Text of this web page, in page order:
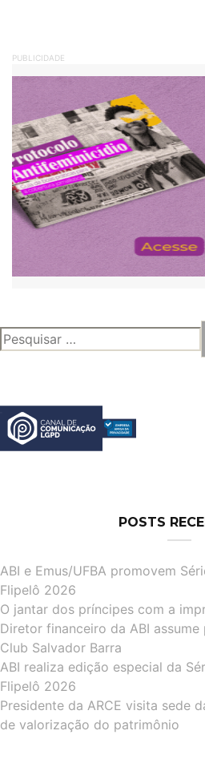
PUBLICIDADE
PESQUISAR
POR:
POSTS
ABI e Emus/UFBA promovem
Flipelô 2026
O jantar dos príncipes com a
Diretor financeiro da ABI
Club Salvador Barra
ABI realiza edição especial da
Flipelô 2026
Presidente da ARCE visita sede
de valorização do patrimônio